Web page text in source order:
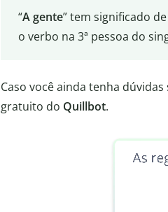
“A gente” tem significado
o verbo na 3ª pessoa do
Caso você ainda tenha
gratuito do Quillbot.